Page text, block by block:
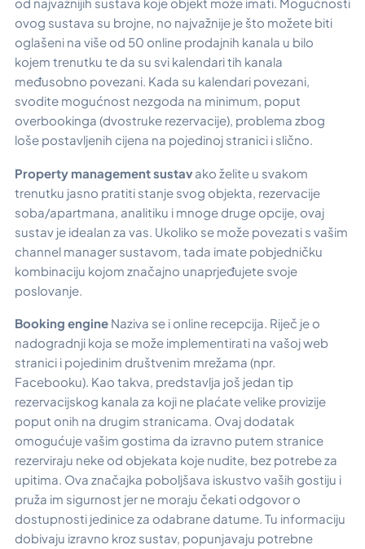
ovog sustava su brojne, no najvažnije je što možete biti
oglašeni na više od 50 online prodajnih kanala u bilo
kojem trenutku te da su svi kalendari tih kanala
međusobno povezani. Kada su kalendari povezani,
svodite mogućnost nezgoda na minimum, poput
overbookinga (dvostruke rezervacije), problema zbog
loše postavljenih cijena na pojedinoj stranici i slično.
Property management sustav ako želite u svakom
trenutku jasno pratiti stanje svog objekta, rezervacije
soba/apartmana, analitiku i mnoge druge opcije, ovaj
sustav je idealan za vas. Ukoliko se može povezati s vašim
channel manager sustavom, tada imate pobjedničku
kombinaciju kojom značajno unaprjeđujete svoje
poslovanje.
Booking engine Naziva se i online recepcija. Riječ je o
nadogradnji koja se može implementirati na vašoj web
stranici i pojedinim društvenim mrežama (npr.
Facebooku). Kao takva, predstavlja još jedan tip
rezervacijskog kanala za koji ne plaćate velike provizije
poput onih na drugim stranicama. Ovaj dodatak
omogućuje vašim gostima da izravno putem stranice
rezerviraju neke od objekata koje nudite, bez potrebe za
upitima. Ova značajka poboljšava iskustvo vaših gostiju i
pruža im sigurnost jer ne moraju čekati odgovor o
dostupnosti jedinice za odabrane datume. Tu informaciju
dobivaju izravno kroz sustav, popunjavaju potrebne